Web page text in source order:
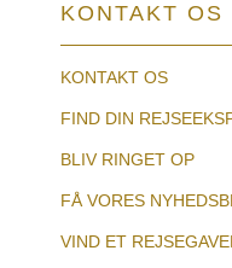
KONTAKT OS
KONTAKT OS
FIND DIN
BLIV RINGET OP
FÅ VORES
VIND ET